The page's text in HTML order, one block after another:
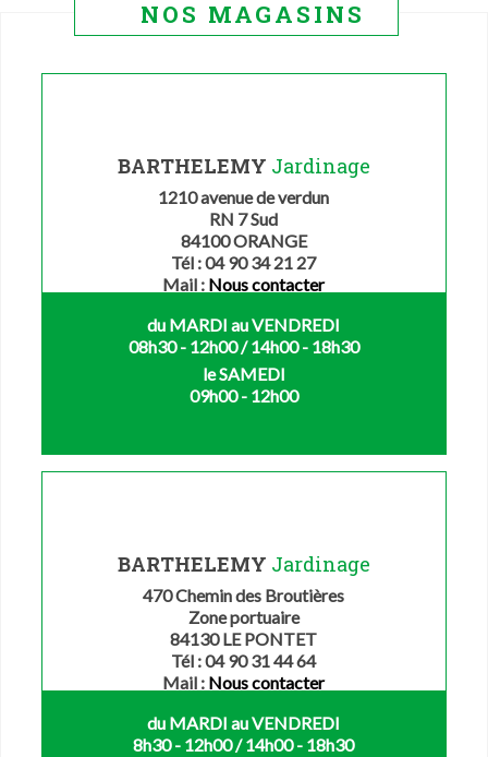
NOS MAGASINS
BARTHELEMY Jardinage
1210 avenue de verdun
RN 7 Sud
84100 ORANGE
Tél : 04 90 34 21 27
Mail : Nous contacter
du MARDI au VENDREDI
08h30 - 12h00 / 14h00 - 18h30
le SAMEDI
09h00 - 12h00
BARTHELEMY Jardinage
470 Chemin des Broutières
Zone portuaire
84130 LE PONTET
Tél : 04 90 31 44 64
Mail : Nous contacter
du MARDI au VENDREDI
8h30 - 12h00 / 14h00 - 18h30